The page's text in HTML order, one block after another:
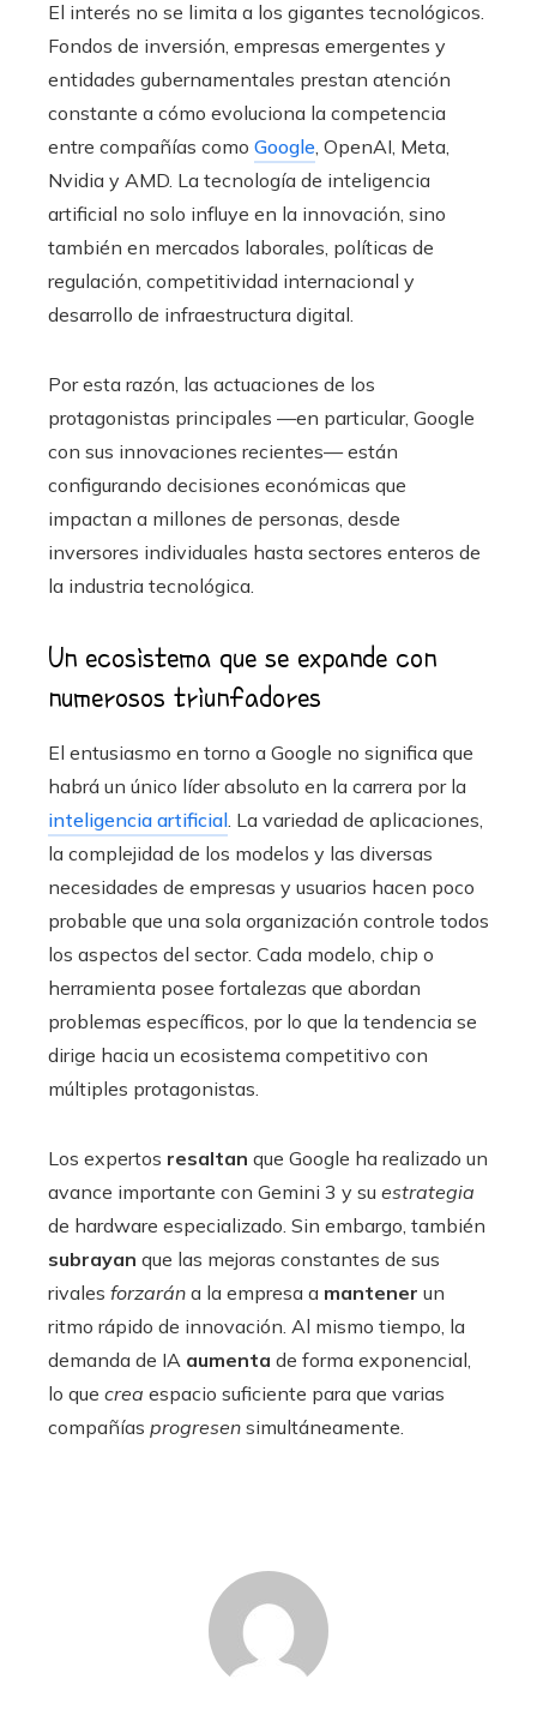
El interés no se limita a los gigantes tecnológicos.
Fondos de inversión, empresas emergentes y
entidades gubernamentales prestan atención
constante a cómo evoluciona la competencia
entre compañías como Google , OpenAI, Meta,
Nvidia y AMD. La tecnología de inteligencia
artificial no solo influye en la innovación, sino
también en mercados laborales, políticas de
regulación, competitividad internacional y
desarrollo de infraestructura digital.
Por esta razón, las actuaciones de los
protagonistas principales —en particular, Google
con sus innovaciones recientes— están
configurando decisiones económicas que
impactan a millones de personas, desde
inversores individuales hasta sectores enteros de
la industria tecnológica.
Un ecosistema que se expande con
numerosos triunfadores
El entusiasmo en torno a Google no significa que
habrá un único líder absoluto en la carrera por la
inteligencia artificial . La variedad de aplicaciones,
la complejidad de los modelos y las diversas
necesidades de empresas y usuarios hacen poco
probable que una sola organización controle todos
los aspectos del sector. Cada modelo, chip o
herramienta posee fortalezas que abordan
problemas específicos, por lo que la tendencia se
dirige hacia un ecosistema competitivo con
múltiples protagonistas.
Los expertos resaltan que Google ha realizado un
avance importante con Gemini 3 y su estrategia
de hardware especializado. Sin embargo, también
subrayan que las mejoras constantes de sus
rivales forzarán a la empresa a mantener un
ritmo rápido de innovación. Al mismo tiempo, la
demanda de IA aumenta de forma exponencial,
lo que crea espacio suficiente para que varias
compañías progresen simultáneamente.